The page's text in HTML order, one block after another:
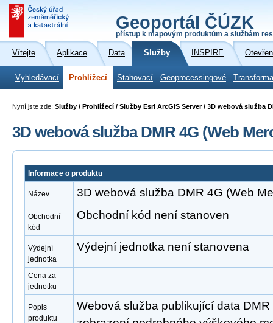
Geoportál ČÚZK
přístup k mapovým produktům a službám
Vítejte Aplikace Data Služby INSPIRE
Vyhledávací Prohlížecí Stahovací Geoprocessingové
Nyní jste zde: Služby / Prohlížecí / Služby Esri ArcGIS Server / 3D webová služba
3D webová služba DMR 4G (Web
Informace o produktu
Název 3D webová služba DMR 4G (Web
Obchodní
kód
Obchodní kód není stanoven
Výdejní
jednotka
Výdejní jednotka není stanovena
Cena za
jednotku
Popis
produktu
Webová služba publikující data